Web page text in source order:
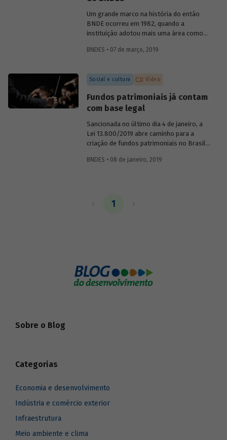
teve o S de "social" incorporado a sua
sigla nos anos 1980.
Um grande marco na história do então
BNDE ocorreu em 1982, quando a
instituição adotou mais uma área como
Banco Nacional de Desenvolvimento
resolveram os problemas sociais, ao
contrário, eles pareciam ter se agravado
no país. Era preciso conciliar
desenvolvimento econômico e
desenvolvimento social. Conheça um
pouco sobre a atuação da instituição na
promoção da inclusão social ao longo de
sua história.
BNDES • 07 de março, 2019
Social e cultura Vídeo
Fundos patrimoniais já contam
com base legal
Sancionada no último dia 4 de janeiro, a
Lei 13.800/2019 abre caminho para a
criação de fundos patrimoniais no Brasil.
trabalho de discussão do tema e
pela chefe do Departamento de Educação
BNDES • 08 de janeiro, 2019
1
Sobre o Blog
Categorias
Economia e desenvolvimento
Indústria e comércio exterior
Infraestrutura
Meio ambiente e clima